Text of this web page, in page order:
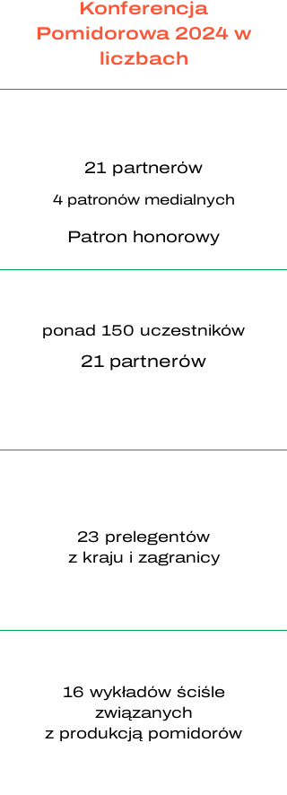
Konferencja
Pomidorowa 2024 w
liczbach
21 partnerów
4 patronów medialnych
Patron honorowy
ponad 150 uczestników
21 partnerów
23 prelegentów
z kraju i zagranicy
16 wykładów ściśle
związanych
z produkcją pomidorów